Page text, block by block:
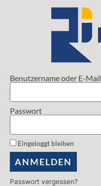
Benutzername oder E-Mail
Passwort
Eingeloggt bleiben
ANMELDEN
Passwort vergessen?